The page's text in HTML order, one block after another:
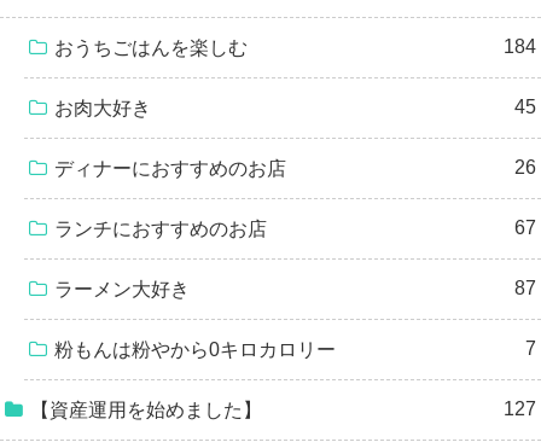
おうちごはんを楽しむ 184
お肉大好き 45
ディナーにおすすめのお店 26
ランチにおすすめのお店 67
ラーメン大好き 87
粉もんは粉やから0キロカロリー 7
【資産運用を始めました】 127